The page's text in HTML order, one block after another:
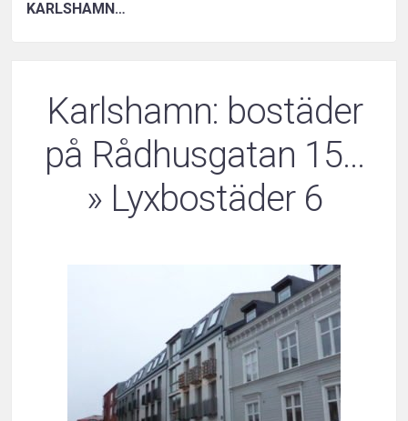
KARLSHAMN…
Karlshamn: bostäder
på Rådhusgatan 15…
» Lyxbostäder 6